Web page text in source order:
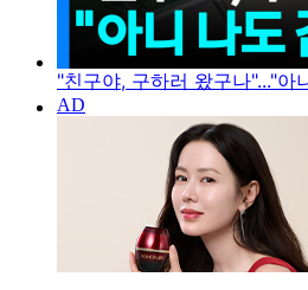
"친구야, 구하러 왔구나"..."